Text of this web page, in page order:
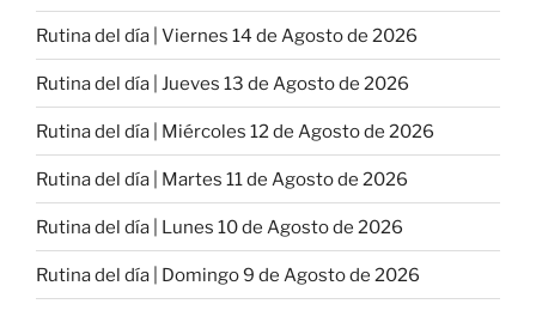
Rutina del día | Viernes 14 de Agosto de 2026
Rutina del día | Jueves 13 de Agosto de 2026
Rutina del día | Miércoles 12 de Agosto de 2026
Rutina del día | Martes 11 de Agosto de 2026
Rutina del día | Lunes 10 de Agosto de 2026
Rutina del día | Domingo 9 de Agosto de 2026